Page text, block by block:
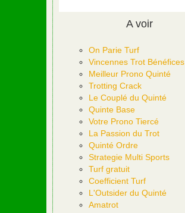
A voir
On Parie Turf
Vincennes Trot Bénéfices
Meilleur Prono Quinté
Trotting Crack
Le Couplé du Quinté
Quinte Base
Votre Prono Tiercé
La Passion du Trot
Quinté Ordre
Strategie Multi Sports
Turf gratuit
Coefficient Turf
L'Outsider du Quinté
Amatrot